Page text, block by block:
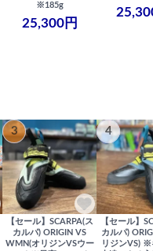
※185g
25,300円
3
【セール】SCARPA(ス
カルパ) ORIGIN VS
WMN(オリジンVSウー
4
【セール】
カルパ)
リジンVS) ※